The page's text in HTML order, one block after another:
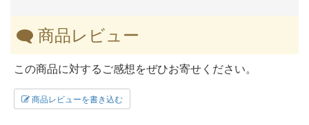
商品レビュー
この商品に対するご感想をぜひお寄せください。
商品レビューを書き込む